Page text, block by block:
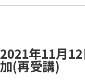
2021年11月
加(再受講)